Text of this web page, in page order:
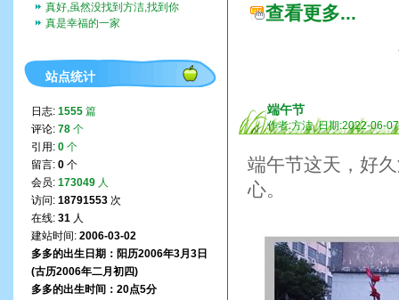
查看更多...
端午节
作者:方洁 日期:2022-06-07
端午节这天，好
心。
真好,虽然没找到方洁,找到你
们全家福,让人挺兴奋的...
真是幸福的一家
站点统计
日志: 1555 篇
评论: 78 个
引用: 0 个
留言: 0 个
会员: 173049 人
访问: 18791553 次
在线: 31 人
建站时间: 2006-03-02
多多的出生日期：阳历2006年3月3日
(古历2006年二月初四)
多多的出生时间：20点5分